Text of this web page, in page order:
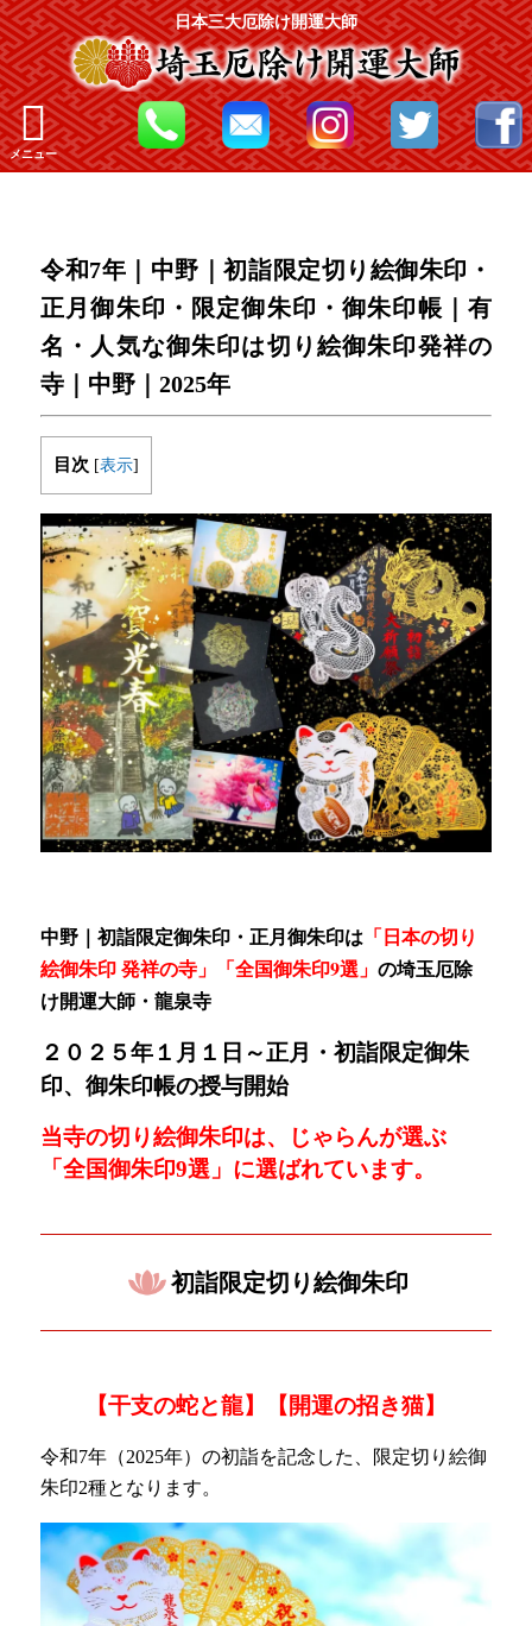
日本三大厄除け開運大師
メニュー
令和7年｜中野｜初詣限定切り絵御朱印・
正月御朱印・限定御朱印・御朱印帳｜有
名・人気な御朱印は切り絵御朱印発祥の
寺｜中野｜2025年
目次 [表示]
中野｜初詣限定御朱印・正月御朱印は 「日本の切り
絵御朱印 発祥の寺」「全国御朱印9選」の埼玉厄除
け開運大師・龍泉寺
２０２５年１月１日～正月・初詣限定御朱
印、御朱印帳の授与開始
当寺の切り絵御朱印は、じゃらんが選ぶ
「全国御朱印9選」に選ばれています。
初詣限定切り絵御朱印
【干支の蛇と龍】【開運の招き猫】
令和7年（2025年）の初詣を記念した、限定切り絵御
朱印2種となります。